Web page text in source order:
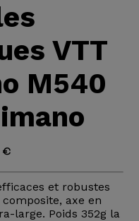
VTT
M540
et robustes
axe en
large. Poids 352g la